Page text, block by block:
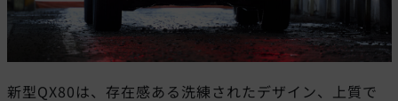
新型QX80は、存在感ある洗練されたデザイン、上質で